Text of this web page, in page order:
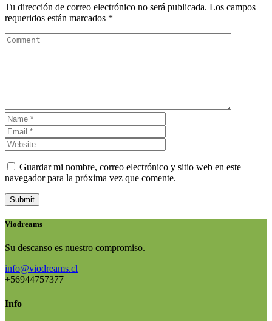
Tu dirección de correo electrónico no será publicada. Los campos
requeridos están marcados *
Guardar mi nombre, correo electrónico y sitio web en este
navegador para la próxima vez que comente.
Submit
Viodreams
Su descanso es nuestro compromiso.
info@viodreams.cl
+56944757377
Info